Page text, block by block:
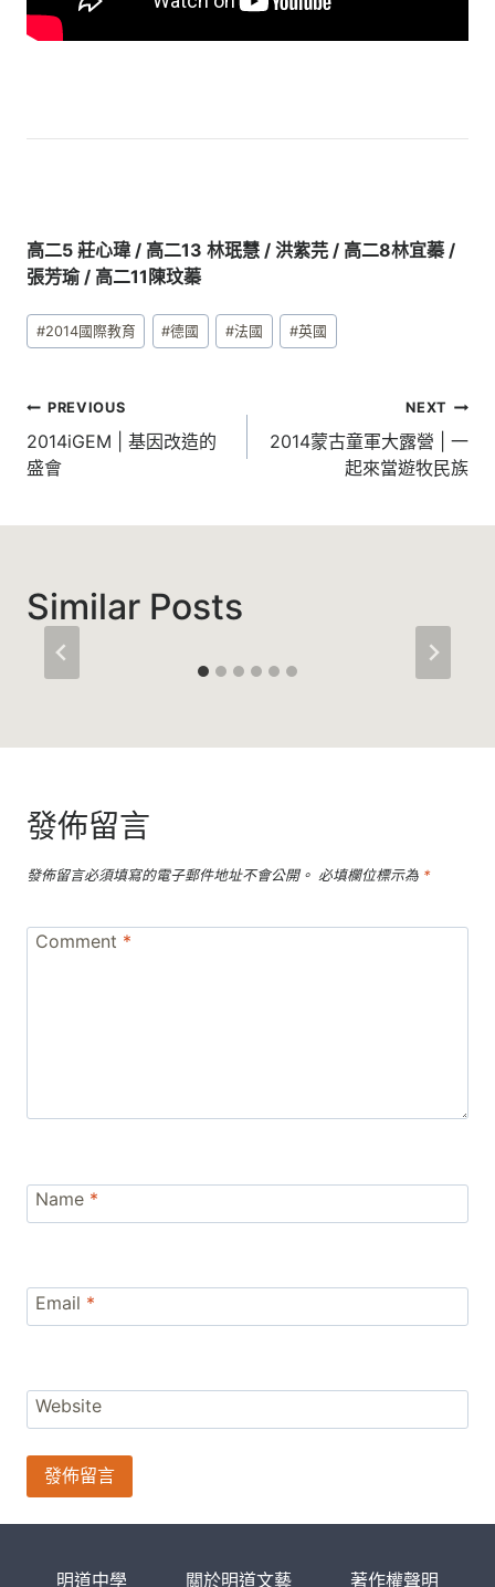
高二5 莊心瑋 / 高二13 林珉慧 / 洪紫芫 / 高二8林宜蓁 /
張芳瑜 / 高二11陳玟蓁
Post
Tags:
#2014國際教育 #德國 #法國 #英國
文
章
導
覽
PREVIOUS
2014iGEM | 基因改造的
盛會
NEXT
2014蒙古童軍大露營 | 一
起來當遊牧民族
Similar Posts
發佈留言
發佈留言必須填寫的電子郵件地址不會公開。 必填欄位標示為 *
Comment *
Name *
Email *
Website
明道中學 關於明道文藝 著作權聲明